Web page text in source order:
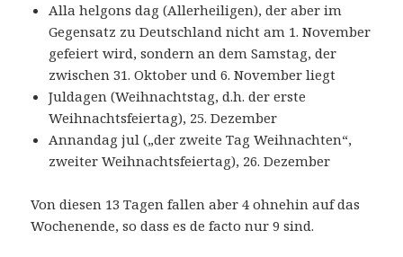
Alla helgons dag (Allerheiligen), der aber im
Gegensatz zu Deutschland nicht am 1. November
gefeiert wird, sondern an dem Samstag, der
zwischen 31. Oktober und 6. November liegt
Juldagen (Weihnachtstag, d.h. der erste
Weihnachtsfeiertag), 25. Dezember
Annandag jul („der zweite Tag Weihnachten“,
zweiter Weihnachtsfeiertag), 26. Dezember
Von diesen 13 Tagen fallen aber 4 ohnehin auf das
Wochenende, so dass es de facto nur 9 sind.